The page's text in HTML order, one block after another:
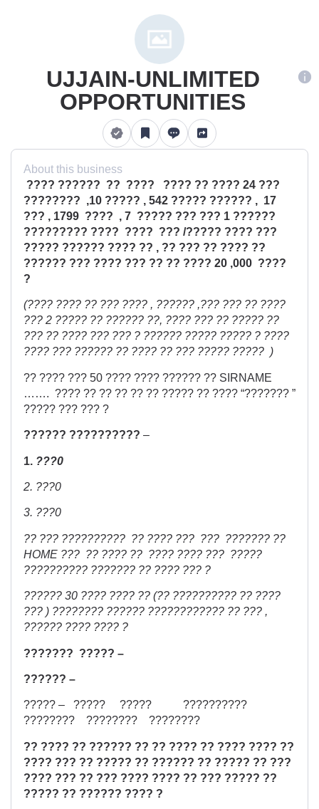
UJJAIN-UNLIMITED
OPPORTUNITIES
About this business
???? ?????? ?? ???? ???? ?? ???? 24 ???
???????? ,10 ????? , 542 ????? ?????? , 17
??? , 1799 ???? , 7 ????? ??? ??? 1 ??????
????????? ???? ???? ??? /????? ???? ???
????? ?????? ???? ?? , ?? ??? ?? ???? ??
?????? ??? ???? ??? ?? ?? ???? 20 ,000 ????
?
(???? ???? ?? ??? ???? , ?????? ,??? ??? ?? ????
??? 2 ????? ?? ?????? ??, ???? ??? ?? ????? ??
??? ?? ???? ??? ??? ? ?????? ????? ????? ? ????
???? ??? ?????? ?? ???? ?? ??? ????? ????? )
?? ???? ??? 50 ???? ???? ?????? ?? SIRNAME
……. ???? ?? ?? ?? ?? ?? ????? ?? ???? “??????? ”
????? ??? ??? ?
?????? ?????????? –
1. ???0
2. ???0
3. ???0
?? ??? ?????????? ?? ???? ??? ??? ??????? ??
HOME ??? ?? ???? ?? ???? ???? ??? ?????
?????????? ??????? ?? ???? ??? ?
?????? 30 ???? ???? ?? (?? ?????????? ?? ????
??? ) ???????? ?????? ???????????? ?? ??? ,
?????? ???? ???? ?
??????? ????? –
?????? –
????? – ????? ????? ??????????
???????? ???????? ????????
?? ???? ?? ?????? ?? ?? ???? ?? ???? ???? ??
???? ??? ?? ????? ?? ?????? ?? ????? ?? ???
???? ??? ?? ??? ???? ???? ?? ??? ????? ??
????? ?? ?????? ???? ?